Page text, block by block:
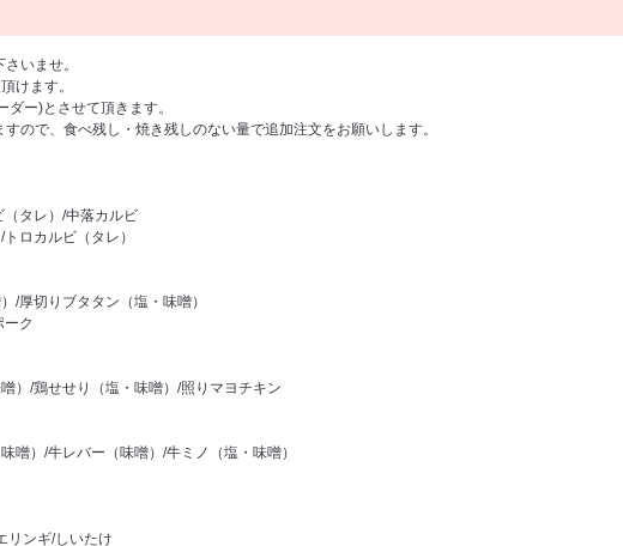
いませ。
けます。
ー)とさせて頂きます。
ので、食べ残し・焼き残しのない量で追加注文をお願いします。
タレ）/中落カルビ
ロカルビ（タレ）
/厚切りブタタン（塩・味噌）
ク
）/鶏せせり（塩・味噌）/照りマヨチキン
噌）/牛レバー（味噌）/牛ミノ（塩・味噌）
リンギ/しいたけ